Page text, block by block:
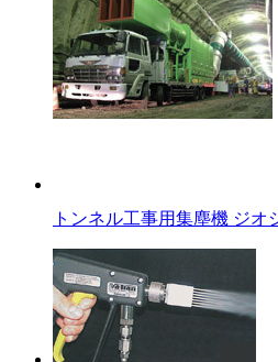
トンネル工事用集塵機 ジ